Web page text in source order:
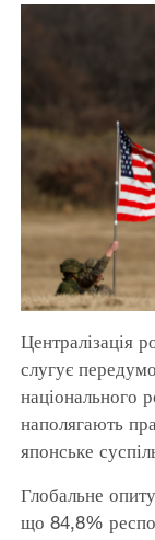
Централізація
слугує
національного
наполягають
японське
Глобальне
що 84,8%